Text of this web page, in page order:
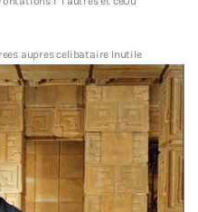
aupres celibataire Inutile